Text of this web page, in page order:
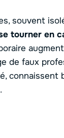
souvent
tourner en
de faux
connaissent